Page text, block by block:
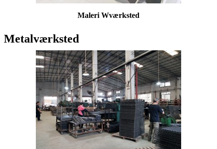
Maleri Wværksted
Metalværksted